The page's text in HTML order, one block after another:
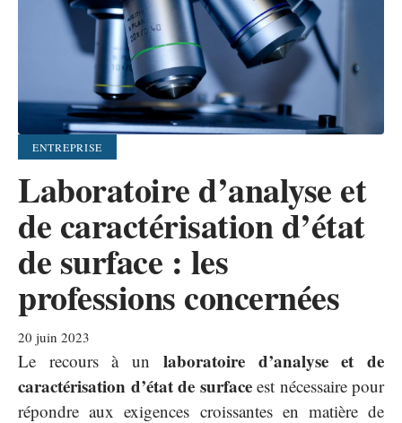
ENTREPRISE
Laboratoire d’analyse et
de caractérisation d’état
de surface : les
professions concernées
20 juin 2023
Le recours à un laboratoire d’analyse et de
caractérisation d’état de surfaceest nécessaire pour
répondre aux exigences croissantes en matière de